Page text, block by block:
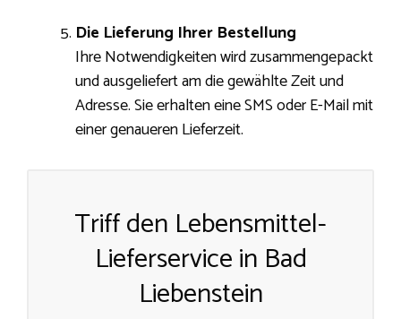
Die Lieferung Ihrer Bestellung
Ihre Notwendigkeiten wird zusammengepackt
und ausgeliefert am die gewählte Zeit und
Adresse. Sie erhalten eine SMS oder E-Mail mit
einer genaueren Lieferzeit.
Triff den Lebensmittel-
Lieferservice in Bad
Liebenstein